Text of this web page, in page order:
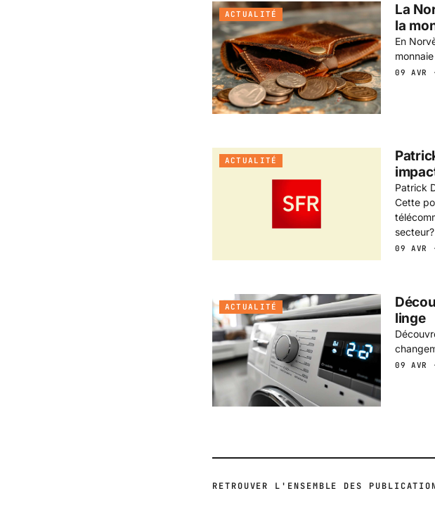
ACTUALITÉ
La
la
En
09 AVR
ACTUALITÉ
Patrick
Cette
secteur?
09 AVR
ACTUALITÉ
linge
09 AVR
RETROUVER L'ENSEMBLE DES